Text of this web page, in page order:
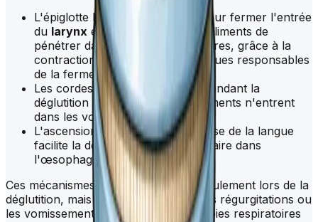
L'épiglotte bascule vers le bas pour fermer l'entrée
du larynx et empêcher ainsi les aliments de
pénétrer dans les voies respiratoires, grâce à la
contraction des muscles intrinsèques responsables
de la fermeture de la glotte.
Les cordes vocales se ferment pendant la
déglutition pour éviter que les aliments n'entrent
dans les voies respiratoires.
L'ascension dularynx
sous la base de la langue
facilite la descente du bol alimentaire dans
l'œsophage.
Ces mécanismes se produisent non seulement lors de la
déglutition, mais également pendant les régurgitations ou
les vomissements pour protéger les voies respiratoires